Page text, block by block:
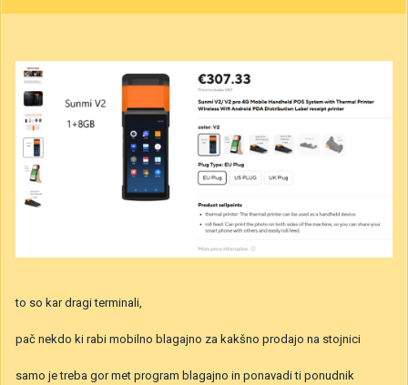
to so kar dragi terminali,
pač nekdo ki rabi mobilno blagajno za kakšno prodajo na stojnici
samo je treba gor met program blagajno in ponavadi ti ponudnik